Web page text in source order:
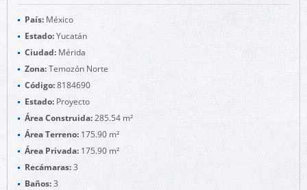
País: México
Estado:Yucatán
Ciudad: Mérida
Zona:Temozón Norte
Código:8184690
Estado: Proyecto
Área Construida:285.54 m²
Área Terreno:175.90 m²
Área Privada: 175.90 m²
Recámaras:3
Baños:3